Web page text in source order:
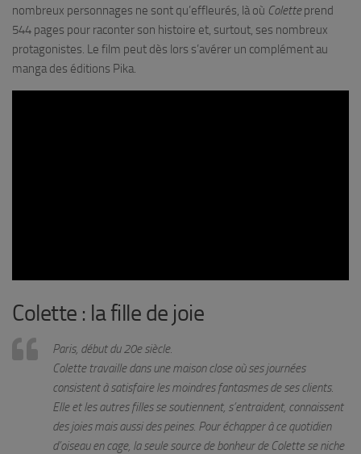
nombreux personnages ne sont qu’effleurés, là où Coletteprend
544 pages pour raconter son histoire et, surtout, ses nombreux
protagonistes. Le film peut dès lors s’avérer un complément au
manga des éditions Pika.
Colette : la fille de joie
Paris, début du 20e siècle.
Colette travaille dans une maison close où ses journées
consistent à satisfaire les moindres fantasmes de ses clients.
Elle et les autres filles se soutiennent, s’entraident, connaissent
des joies mais aussi des peines. Pour échapper à ce quotidien
d’oiseau en cage, la seule source de bonheur de Colette se niche